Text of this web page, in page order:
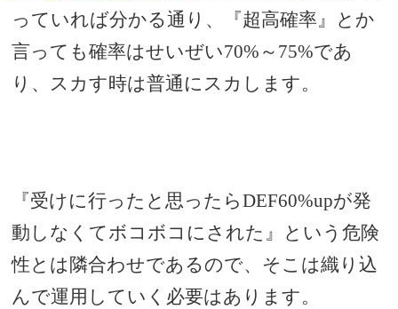
っていれば分かる通り、『超高確率』とか
言っても確率はせいぜい70%～75%であ
り、スカす時は普通にスカします。
『受けに行ったと思ったらDEF60%upが発
動しなくてボコボコにされた』という危険
性とは隣合わせであるので、そこは織り込
んで運用していく必要はあります。